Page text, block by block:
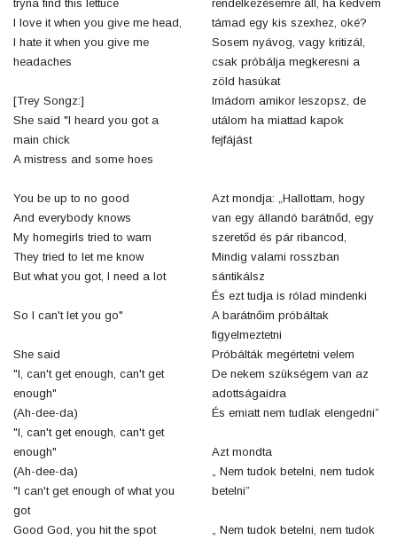
tryna find this lettuce
I love it when you give me head,
I hate it when you give me
headaches
[Trey Songz:]
She said "I heard you got a
main chick
A mistress and some hoes
You be up to no good
And everybody knows
My homegirls tried to warn
They tried to let me know
But what you got, I need a lot
So I can't let you go"
She said
"I, can't get enough, can't get
enough"
(Ah-dee-da)
"I, can't get enough, can't get
enough"
(Ah-dee-da)
"I can't get enough of what you
got
Good God, you hit the spot
rendelkezésemre áll, ha kedvem
támad egy kis szexhez, oké?
Sosem nyávog, vagy kritizál,
csak próbálja megkeresni a
zöld hasúkat
Imádom amikor leszopsz, de
utálom ha miattad kapok
fejfájást
Azt mondja: „Hallottam, hogy
van egy állandó barátnőd, egy
szeretőd és pár ribancod,
Mindig valami rosszban
sántikálsz
És ezt tudja is rólad mindenki
A barátnőim próbáltak
figyelmeztetni
Próbálták megértetni velem
De nekem szükségem van az
adottságaidra
És emiatt nem tudlak elengedni”
Azt mondta
„ Nem tudok betelni, nem tudok
betelni”
„ Nem tudok betelni, nem tudok